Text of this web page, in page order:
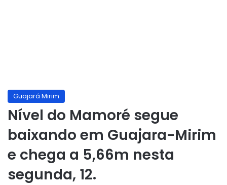
Guajará Mirim
Nível do Mamoré segue
baixando em Guajara-Mirim
e chega a 5,66m nesta
segunda, 12.